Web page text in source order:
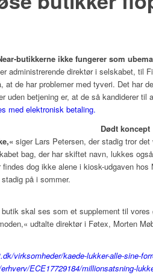
butikkerne ikke fungerer som
administrerende direktør i selskabet, til
at de har problemer med tyveri. Det har
uden betjening er, at de så kandiderer til
med elektronisk betaling.
Dødt koncept
siger Lars Petersen, der stadig tror
bag, der har skiftet navn, lukkes
findes dog ikke alene i kiosk-udgaven
på i sommer.
skal ses som et supplement til
udtalte direktør i Føtex, Morten
virksomheder/kaede-lukker-alle-sine-
ECE17729184/millionsatsning-